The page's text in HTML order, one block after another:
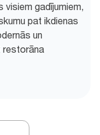
visiem gadījumiem,
pat ikdienas
un
restorāna